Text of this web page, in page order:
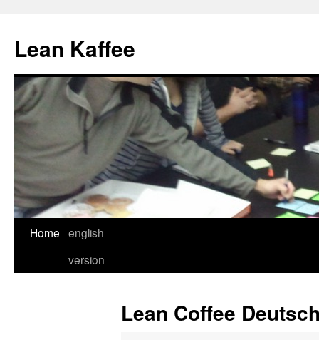
Lean Kaffee
Skip
Home english
version
Lean Coffee